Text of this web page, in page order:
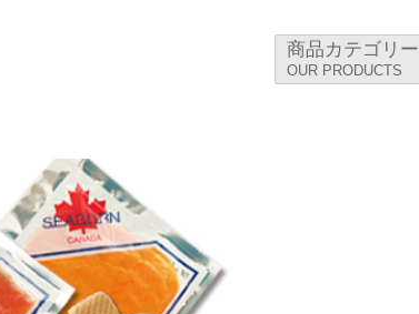
商品カテゴリー
OUR PRODUCTS